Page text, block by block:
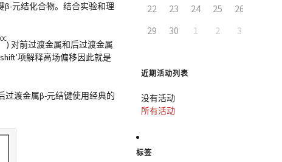
β-元结化合物。结合实验和理
) 对前过渡金属和后过渡金属
项解释高场偏移因此就是
过渡金属β-元结键使用经典的
22
23 24 25 26
29
30 1 2 3
近期活动列表
没有活动
所有活动
标签